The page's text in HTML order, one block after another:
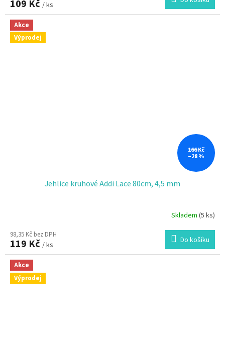
109 Kč / ks
Akce
Výprodej
166 Kč
–28 %
Jehlice kruhové Addi Lace 80cm, 4,5 mm
Skladem (5 ks)
98,35 Kč bez DPH
119 Kč / ks Do košíku
Akce
Výprodej